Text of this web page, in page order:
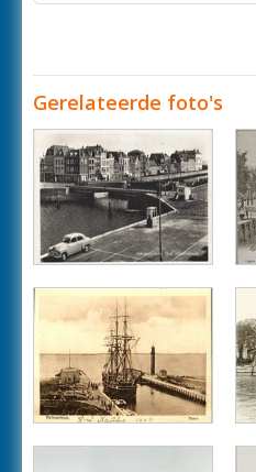
Gerelateerde foto's